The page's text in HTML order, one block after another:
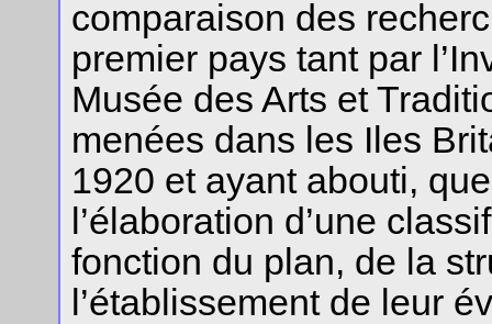
comparaison des
premier pays tant par
Musée des Arts et
menées dans les Iles
1920 et ayant abouti,
l’élaboration d’une
fonction du plan, de la
l’établissement de leur